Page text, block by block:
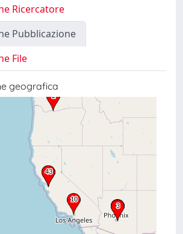
Ricercatore
Pubblicazione
File
geografica